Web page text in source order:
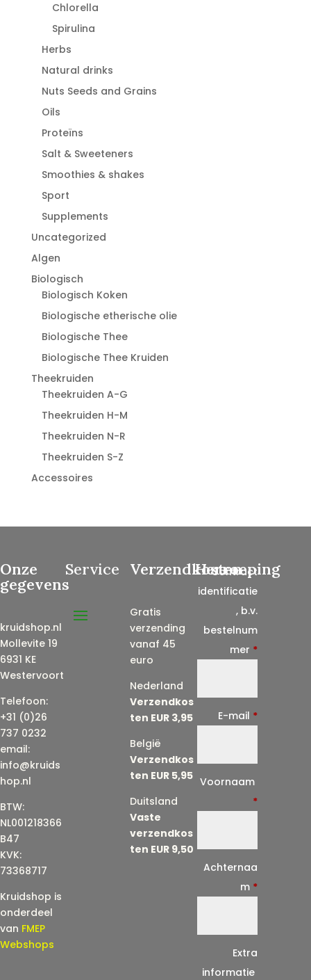
Chlorella
Spirulina
Herbs
Natural drinks
Nuts Seeds and Grains
Oils
Proteïns
Salt & Sweeteners
Smoothies & shakes
Sport
Supplements
Uncategorized
Algen
Biologisch
Biologisch Koken
Biologische etherische olie
Biologische Thee
Biologische Thee Kruiden
Theekruiden
Theekruiden A-G
Theekruiden H-M
Theekruiden N-R
Theekruiden S-Z
Accessoires
Onze
gegevens
kruidshop.nl
Mollevite 19
6931 KE
Westervoort
Telefoon:
+31 (0)26
737 0232
email:
info@kruids
hop.nl
BTW:
NL001218366
B47
KVK:
73368717
Kruidshop is
onderdeel
van FMEP
Webshops
Service Verzendkosten
Gratis
verzending
vanaf 45
euro
Nederland
Verzendkos
ten EUR 3,95
België
Verzendkos
ten EUR 5,95
Duitsland
Vaste
verzendkos
ten EUR 9,50
Herroeping
Contract
identificatie
, b.v.
bestelnum
mer *
E-mail *
Voornaam
*
Achternaa
m *
Extra
informatie